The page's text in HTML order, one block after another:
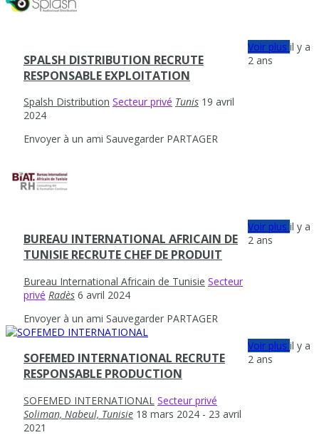
SPALSH DISTRIBUTION RECRUTE
RESPONSABLE EXPLOITATION
Spalsh Distribution Secteur privé Tunis 19 avril
2024
Envoyer à un ami Sauvegarder PARTAGER
Voir plusil y a
2 ans
BUREAU INTERNATIONAL AFRICAIN DE
TUNISIE RECRUTE CHEF DE PRODUIT
Bureau International Africain de Tunisie Secteur
privé Radès 6 avril 2024
Envoyer à un ami Sauvegarder PARTAGER
Voir plusil y a
2 ans
SOFEMED INTERNATIONAL RECRUTE
RESPONSABLE PRODUCTION
SOFEMED INTERNATIONAL Secteur privé
Soliman, Nabeul, Tunisie 18 mars 2024 - 23 avril
2021
Voir plusil y a
2 ans